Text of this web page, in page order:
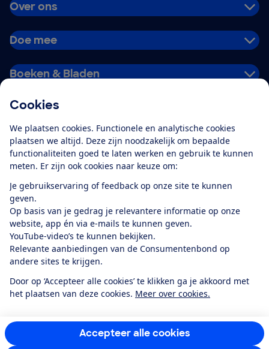
Cookies
We plaatsen cookies. Functionele en analytische cookies
plaatsen we altijd. Deze zijn noodzakelijk om bepaalde
functionaliteiten goed te laten werken en gebruik te kunnen
meten. Er zijn ook cookies naar keuze om:
Je gebruikservaring of feedback op onze site te kunnen
geven.
Op basis van je gedrag je relevantere informatie op onze
website, app én via e-mails te kunnen geven.
YouTube-video’s te kunnen bekijken.
Relevante aanbiedingen van de Consumentenbond op
andere sites te krijgen.
Door op ‘Accepteer alle cookies’ te klikken ga je akkoord met
het plaatsen van deze cookies. Meer over cookies.
Accepteer alle cookies
Over ons
Doe mee
Boeken & Bladen
Alles over de
app
Algemene Voorwaarden
Privacyverklaring
Cookiebeleid
Privacyvoorkeuren
Toegankelijkheid
RSS-feed nieuws
Facebook
TwitterInstagram
YoutubeLinkedIn
12.901consumentenbeoordelen de Consumentenbondmet gemiddeld